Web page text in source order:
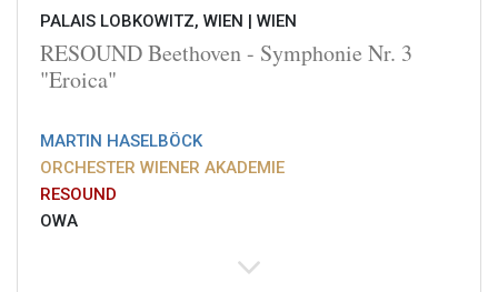
PALAIS LOBKOWITZ, WIEN | WIEN
RESOUND Beethoven - Symphonie Nr. 3
"Eroica"
MARTIN HASELBÖCK
ORCHESTER WIENER AKADEMIE
RESOUND
OWA